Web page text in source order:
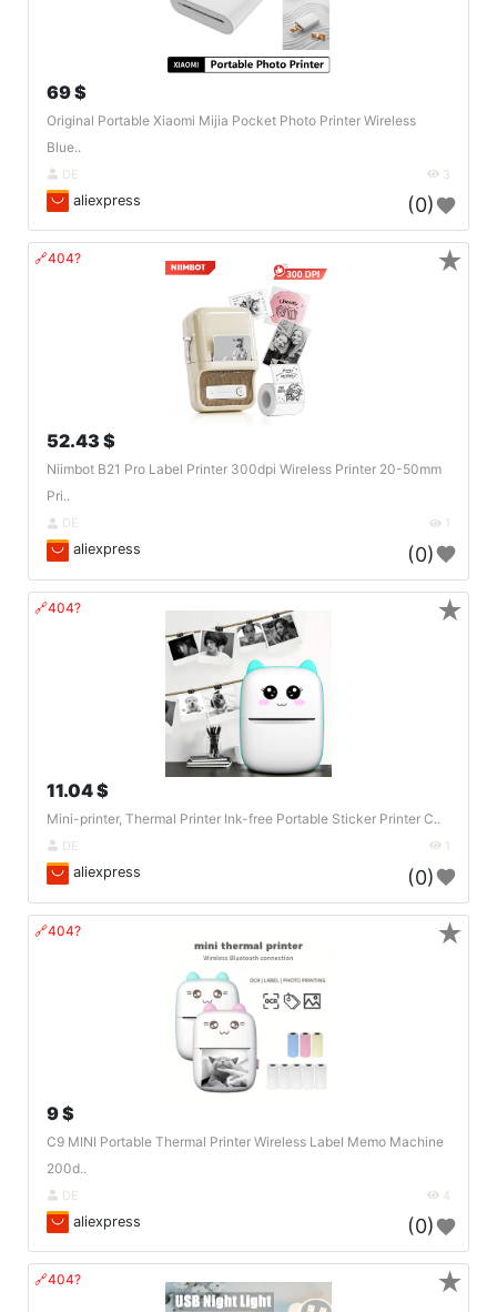
69 $
Original Portable Xiaomi Mijia Pocket Photo Printer Wireless
Blue..
DE 3
aliexpress (0)
🔗404?
52.43 $
Niimbot B21 Pro Label Printer 300dpi Wireless Printer 20-50mm
Pri..
DE 1
aliexpress (0)
★
🔗404?
11.04 $
Mini-printer, Thermal Printer Ink-free Portable Sticker Printer C..
DE 1
aliexpress (0)
★
🔗404?
9 $
C9 MINI Portable Thermal Printer Wireless Label Memo Machine
200d..
DE 4
aliexpress (0)
★
🔗404? ★